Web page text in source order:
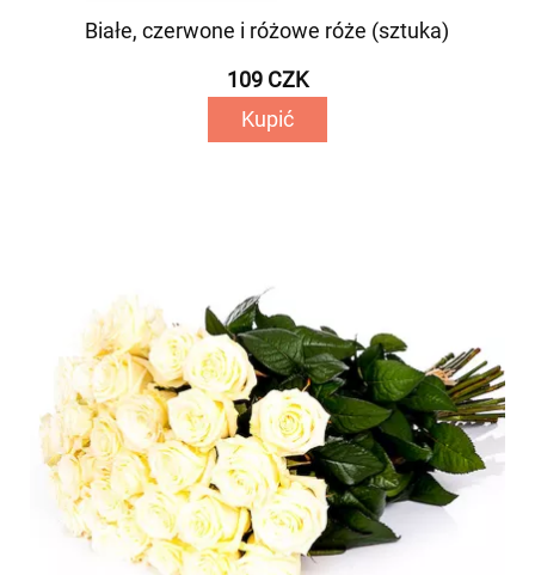
Białe, czerwone i różowe róże (sztuka)
109 CZK
Kupić